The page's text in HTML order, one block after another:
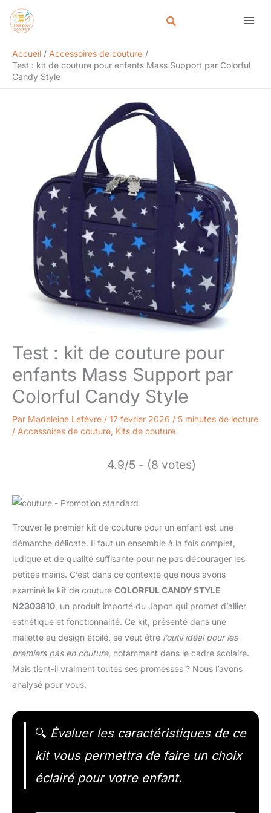
Accueil
Accessoires de couture
Test : kit de couture pour enfants Mass Support par Colorful
Candy Style
Test : kit de couture pour
enfants Mass Support par
Colorful Candy Style
Par Madeleine Lefèvre / 17 février 2026 / 5 minutes de lecture
/ Accessoires de couture, Kits de couture
4.9/5 - (8 votes)
Trouver le premier kit de couture pour un enfant est une
démarche délicate. Il faut un ensemble à la fois complet,
ludique et de qualité suffisante pour ne pas décourager les
petites mains. C’est dans ce contexte que nous avons
examiné le kit de couture COLORFUL CANDY STYLE
N2303810 , un produit importé du Japon qui promet d’allier
esthétique et fonctionnalité. Ce kit, présenté dans une
mallette au design étoilé, se veut être l’outil idéal pour les
premiers pas en couture, notamment dans le cadre scolaire.
Mais tient-il vraiment toutes ses promesses ? Nous l’avons
analysé pour vous.
🔍 Évaluer les caractéristiques de ce
kit vous permettra de faire un choix
éclairé pour votre enfant.
Rechercher